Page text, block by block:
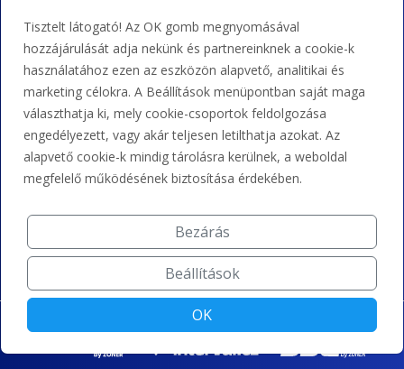
Támogatás
+36 202 343 883
admin@zoner.hu
Tisztelt látogató! Az OK gomb megnyomásával
hozzájárulását adja nekünk és partnereinknek a cookie-k
használatához ezen az eszközön alapvető, analitikai és
marketing célokra. A Beállítások menüpontban saját maga
választhatja ki, mely cookie-csoportok feldolgozása
engedélyezett, vagy akár teljesen letilthatja azokat. Az
alapvető cookie-k mindig tárolásra kerülnek, a weboldal
megfelelő működésének biztosítása érdekében.
Bezárás
Beállítások
OK